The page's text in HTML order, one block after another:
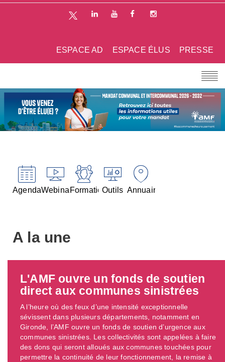
PRESSE
ESPACE ÉLUS
ESPACE AD
AgendaWebinairesFormationsOutils Annuaires
A la une
L'AMF ouvre un fonds de soutien
direct aux communes sinistrées
A l’heure où des feux d’une intensité exceptionnelle
sévissent dans plusieurs départements, notamment en
Gironde, l’AMF ouvre un fonds de soutien d’urgence aux
communes sinistrées. Les collectivités sont appelées à faire
des dons qui seront alloués aux communes touchées pour
permettre la continuité de leur fonctionnement, la remise à